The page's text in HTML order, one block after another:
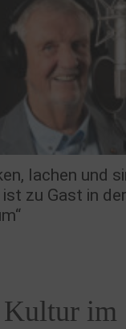
lachen und
ist zu Gast in
Kultur im